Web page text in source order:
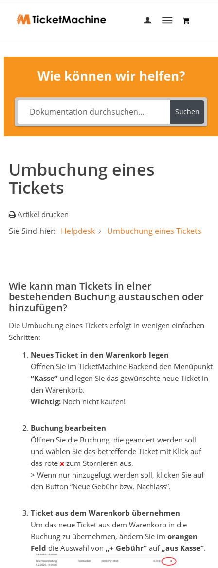
Wie können wir helfen?
Suchen
Umbuchung eines
Tickets
Artikel drucken
Sie Sind hier: Helpdesk Umbuchung eines Tickets
Wie kann man Tickets in einer
bestehenden Buchung austauschen oder
hinzufügen?
Die Umbuchung eines Tickets erfolgt in wenigen einfachen
Schritten:
Neues Ticket in den Warenkorb legen
Öffnen Sie im TicketMachine Backend den Menüpunkt
“Kasse” und legen Sie das gewünschte neue Ticket in
den Warenkorb.
Wichtig: Noch nicht kaufen!
Buchung bearbeiten
Öffnen Sie die Buchung, die geändert werden soll
und wählen Sie das betreffende Ticket mit Klick auf
das rote x zum Stornieren aus.
> Wenn nur hinzugefügt werden soll, klicken Sie auf
den Button “Neue Gebühr bzw. Nachlass”.
Ticket aus dem Warenkorb übernehmen
Um das neue Ticket aus dem Warenkorb in die
Buchung zu übernehmen, ändern Sie im orangen
Feld die Auswahl von „+ Gebühr“ auf „aus Kasse“.